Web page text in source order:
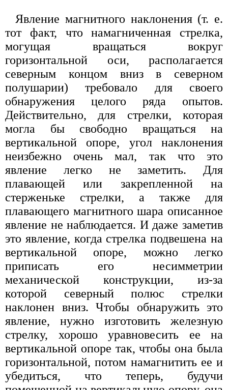
Явление магнитного наклонения (т. е.
тот факт, что намагниченная стрелка,
могущая вращаться вокруг
горизонтальной оси, располагается
северным концом вниз в северном
полушарии) требовало для своего
обнаружения целого ряда опытов.
Действительно, для стрелки, которая
могла бы свободно вращаться на
вертикальной опоре, угол наклонения
неизбежно очень мал, так что это
явление легко не заметить. Для
плавающей или закрепленной на
стерженьке стрелки, а также для
плавающего магнитного шара описанное
явление не наблюдается. И даже заметив
это явление, когда стрелка подвешена на
вертикальной опоре, можно легко
приписать его несимметрии
механической конструкции, из-за
которой северный полюс стрелки
наклонен вниз. Чтобы обнаружить это
явление, нужно изготовить железную
стрелку, хорошо уравновесить ее на
вертикальной опоре так, чтобы она была
горизонтальной, потом намагнитить ее и
убедиться, что теперь, будучи